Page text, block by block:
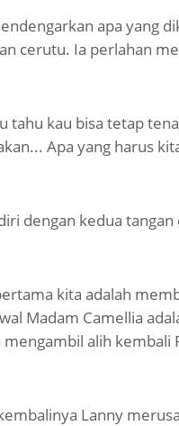
apa yang
cerutu. Ia perlahan
tahu kau bisa tetap
Apa yang harus
dengan kedua
kita adalah
Madam Camellia
alih kembali
Lanny